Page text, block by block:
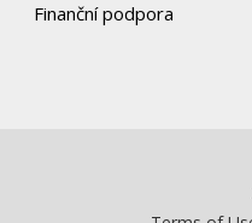
Finanční podpora